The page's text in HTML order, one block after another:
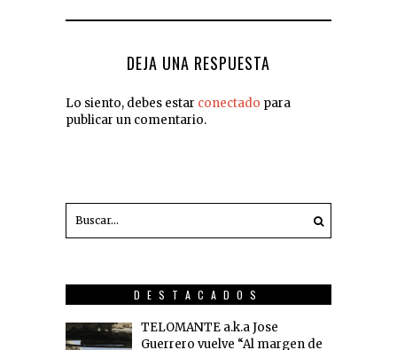
DEJA UNA RESPUESTA
Lo siento, debes estar conectado para
publicar un comentario.
DESTACADOS
TELOMANTE a.k.a Jose
Guerrero vuelve “Al margen de